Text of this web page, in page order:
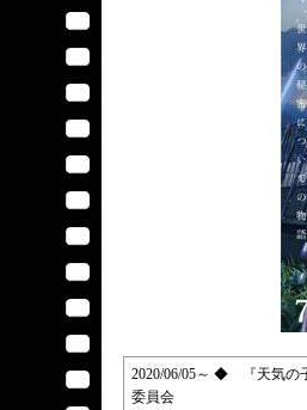
2020/06/05～ ◆ 『天気の
委員会